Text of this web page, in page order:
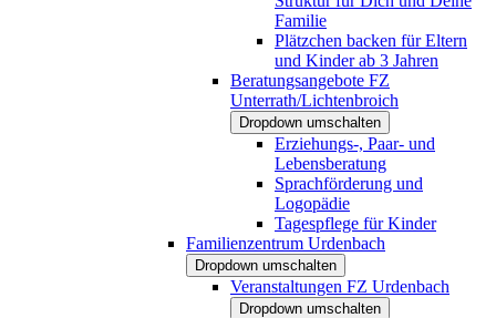
Familie
Plätzchen backen für Eltern
und Kinder ab 3 Jahren
Beratungsangebote FZ
Unterrath/Lichtenbroich
Dropdown umschalten
Erziehungs-, Paar- und
Lebensberatung
Sprachförderung und
Logopädie
Tagespflege für Kinder
Familienzentrum Urdenbach
Dropdown umschalten
Veranstaltungen FZ Urdenbach
Dropdown umschalten